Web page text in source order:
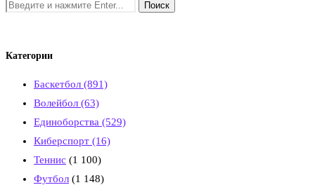
Категории
Баскетбол (891)
Волейбол (63)
Единоборства (529)
Киберспорт (16)
Теннис (1 100)
Футбол (1 148)